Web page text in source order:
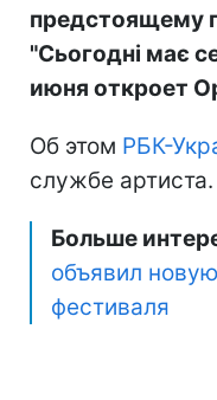
предстоящему
"Сьогодні має
июня откроет
Об этом РБК-
службе артиста.
Больше
объявил
фестиваля